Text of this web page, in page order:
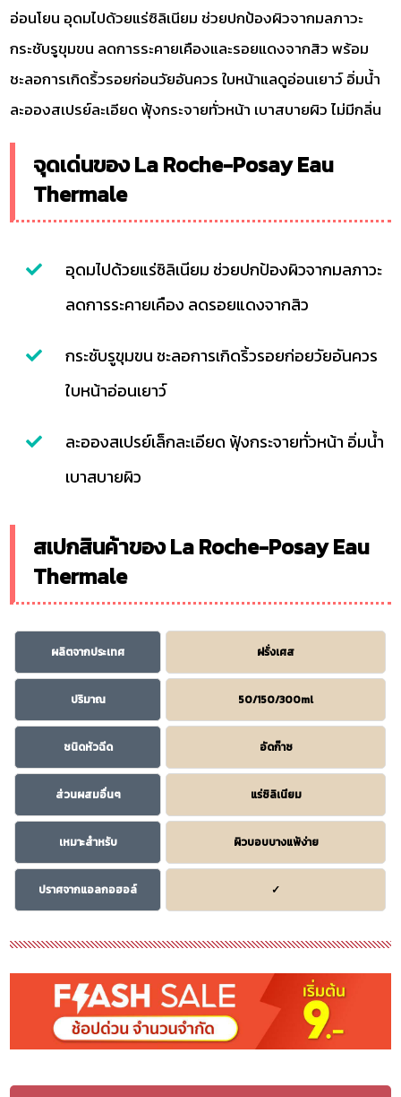
อ่อนโยน อุดมไปด้วยแร่ซิลิเนียม ช่วยปกป้องผิวจากมลภาวะ
กระชับรูขุมขน ลดการระคายเคืองและรอยแดงจากสิว พร้อม
ชะลอการเกิดริ้วรอยก่อนวัยอันควร ใบหน้าแลดูอ่อนเยาว์ อิ่มน้ำ
ละอองสเปรย์ละเอียด ฟุ้งกระจายทั่วหน้า เบาสบายผิว ไม่มีกลิ่น
จุดเด่นของ La Roche-Posay Eau
Thermale
อุดมไปด้วยแร่ซิลิเนียม ช่วยปกป้องผิวจากมลภาวะ
ลดการระคายเคือง ลดรอยแดงจากสิว
กระชับรูขุมขน ชะลอการเกิดริ้วรอยก่อยวัยอันควร
ใบหน้าอ่อนเยาว์
ละอองสเปรย์เล็กละเอียด ฟุ้งกระจายทั่วหน้า อิ่มน้ำ
เบาสบายผิว
สเปกสินค้าของ La Roche-Posay Eau
Thermale
ผลิตจากประเทศ ฝรั่งเศส
ปริมาณ 50/150/300ml
ชนิดหัวฉีด อัดก๊าซ
ส่วนผสมอื่นๆ แร่ซิลิเนียม
เหมาะสำหรับ ผิวบอบบางแพ้ง่าย
ปราศจากแอลกอฮอล์ ✓